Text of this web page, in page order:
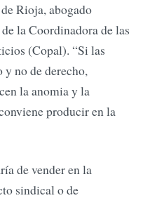
Rioja, abogado
la Coordinadora de las
(Copal). “Si las
y no de derecho,
la anomia y la
producir en la
de vender en la
sindical o de